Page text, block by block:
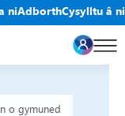
niAdborthCysylltu â ni
o gymuned